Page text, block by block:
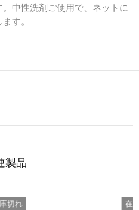
中性洗剤ご使用で、ネットに
す。
製品